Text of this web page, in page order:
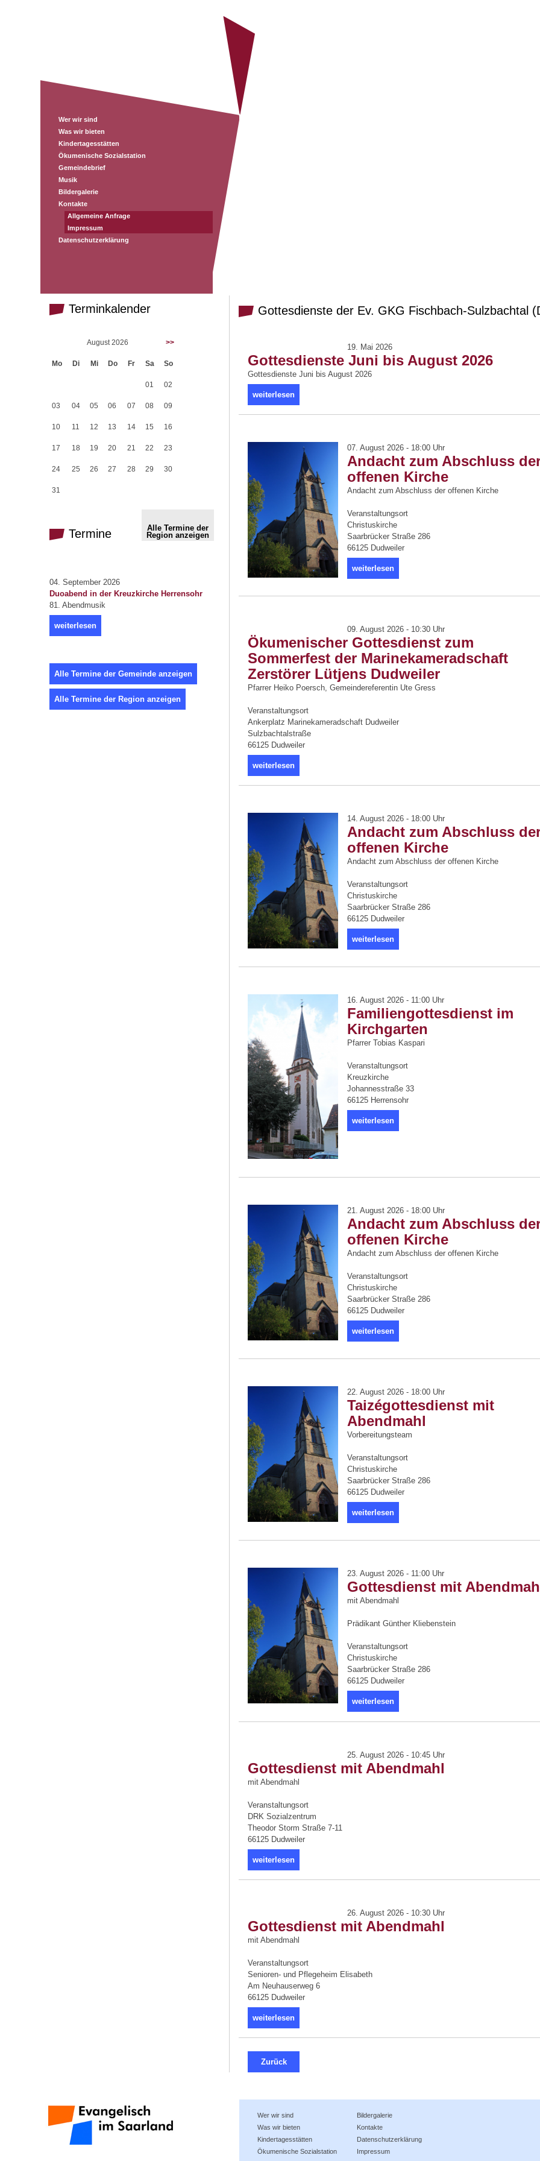
Wer wir sind
Was wir bieten
Kindertagesstätten
Ökumenische Sozialstation
Gemeindebrief
Musik
Bildergalerie
Kontakte
Allgemeine Anfrage
Impressum
Datenschutzerklärung
Terminkalender
August 2026 >>
Mo Di Mi Do Fr Sa So
01 02
03 04 05 06 07 08 09
10 11 12 13 14 15 16
17 18 19 20 21 22 23
24 25 26 27 28 29 30
31
Termine
Alle Termine der
Region anzeigen
04. September 2026
Duoabend in der Kreuzkirche Herrensohr
81. Abendmusik
weiterlesen
Alle Termine der Gemeinde anzeigen
Alle Termine der Region anzeigen
Gottesdienste der Ev. GKG Fischbach-Sulzbachtal
19. Mai 2026
Gottesdienste Juni bis August 2026
Gottesdienste Juni bis August 2026
weiterlesen
07. August 2026 - 18:00 Uhr
Andacht zum Abschluss
offenen Kirche
Andacht zum Abschluss der offenen Kirche
Veranstaltungsort
Christuskirche
Saarbrücker Straße 286
66125 Dudweiler
weiterlesen
09. August 2026 - 10:30 Uhr
Ökumenischer Gottesdienst zum
Sommerfest der Marinekameradschaft
Zerstörer Lütjens Dudweiler
Pfarrer Heiko Poersch, Gemeindereferentin Ute Gress
Veranstaltungsort
Ankerplatz Marinekameradschaft Dudweiler
Sulzbachtalstraße
66125 Dudweiler
weiterlesen
14. August 2026 - 18:00 Uhr
Andacht zum Abschluss
offenen Kirche
Andacht zum Abschluss der offenen Kirche
Veranstaltungsort
Christuskirche
Saarbrücker Straße 286
66125 Dudweiler
weiterlesen
16. August 2026 - 11:00 Uhr
Familiengottesdienst im
Kirchgarten
Pfarrer Tobias Kaspari
Veranstaltungsort
Kreuzkirche
Johannesstraße 33
66125 Herrensohr
weiterlesen
21. August 2026 - 18:00 Uhr
Andacht zum Abschluss
offenen Kirche
Andacht zum Abschluss der offenen Kirche
Veranstaltungsort
Christuskirche
Saarbrücker Straße 286
66125 Dudweiler
weiterlesen
22. August 2026 - 18:00 Uhr
Taizégottesdienst mit
Abendmahl
Vorbereitungsteam
Veranstaltungsort
Christuskirche
Saarbrücker Straße 286
66125 Dudweiler
weiterlesen
23. August 2026 - 11:00 Uhr
Gottesdienst mit
mit Abendmahl
Prädikant Günther Kliebenstein
Veranstaltungsort
Christuskirche
Saarbrücker Straße 286
66125 Dudweiler
weiterlesen
25. August 2026 - 10:45 Uhr
Gottesdienst mit Abendmahl
mit Abendmahl
Veranstaltungsort
DRK Sozialzentrum
Theodor Storm Straße 7-11
66125 Dudweiler
weiterlesen
26. August 2026 - 10:30 Uhr
Gottesdienst mit Abendmahl
mit Abendmahl
Veranstaltungsort
Senioren- und Pflegeheim Elisabeth
Am Neuhauserweg 6
66125 Dudweiler
weiterlesen
Zurück
Wer wir sind
Was wir bieten
Kindertagesstätten
Ökumenische Sozialstation
Bildergalerie
Kontakte
Datenschutzerklärung
Impressum